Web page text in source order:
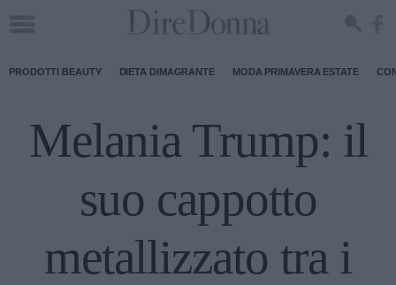
PRODOTTI BEAUTY DIETA DIMAGRANTE MODA PRIMAVERA ESTATE
Melania Trump: il
suo cappotto
metallizzato tra i